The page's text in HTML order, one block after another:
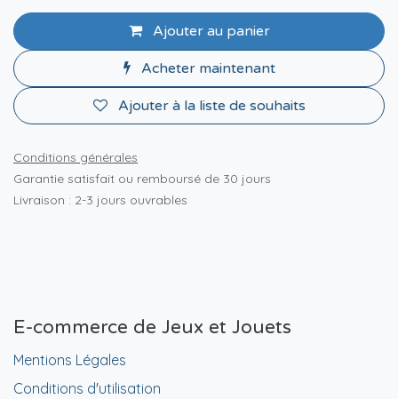
Ajouter au panier
Acheter maintenant
Ajouter à la liste de souhaits
Conditions générales
Garantie satisfait ou remboursé de 30 jours
Livraison : 2-3 jours ouvrables
E-commerce de Jeux et Jouets
Mentions Légales
Conditions d'utilisation